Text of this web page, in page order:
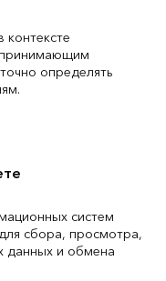
определять
систем
сбора, просмотра,
данных и обмена